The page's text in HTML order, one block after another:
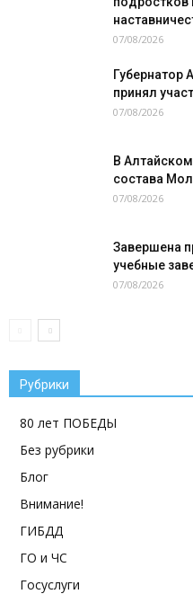
07/08/2026
Губернатор
принял
07/08/2026
В
состава
07/08/2026
Завершена
учебные
07/08/2026
Рубрики
80 лет ПОБЕДЫ
Без рубрики
Блог
Внимание!
ГИБДД
ГО и ЧС
Госуслуги